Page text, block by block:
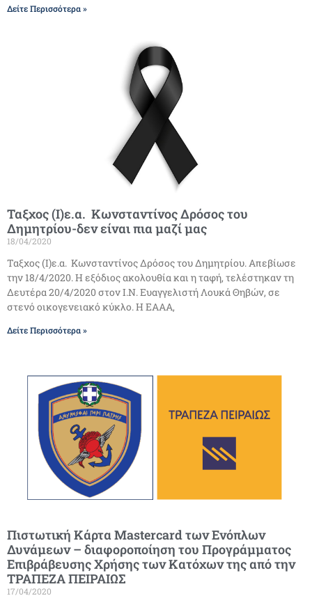
Δείτε Περισσότερα »
Ταξχος (Ι)ε.α. Κωνσταντίνος Δρόσος του
Δημητρίου-δεν είναι πια μαζί μας
18/04/2020
Ταξχος (Ι)ε.α. Κωνσταντίνος Δρόσος του Δημητρίου. Απεβίωσε
την 18/4/2020. Η εξόδιος ακολουθία και η ταφή, τελέστηκαν τη
Δευτέρα 20/4/2020 στον Ι.Ν. Ευαγγελιστή Λουκά Θηβών, σε
στενό οικογενειακό κύκλο. Η ΕΑΑΑ,
Δείτε Περισσότερα »
Πιστωτική Κάρτα Mastercard των Ενόπλων
Δυνάμεων – διαφοροποίηση του Προγράμματος
Επιβράβευσης Χρήσης των Κατόχων της από την
ΤΡΑΠΕΖΑ ΠΕΙΡΑΙΩΣ
17/04/2020